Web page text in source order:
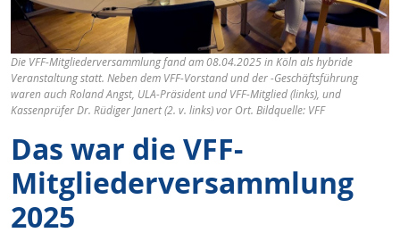
Die VFF-Mitgliederversammlung fand am 08.04.2025 in Köln als hybride
Veranstaltung statt. Neben dem VFF-Vorstand und der -Geschäftsführung
waren auch Roland Angst, ULA-Präsident und VFF-Mitglied (links), und
Kassenprüfer Dr. Rüdiger Janert (2. v. links) vor Ort. Bildquelle: VFF
Das war die VFF-
Mitgliederversammlung
2025